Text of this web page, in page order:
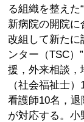
る組織を整えた
新病院の開院に
改組して新たに
ンター（TSC）
援，外来相談，
（社会福祉士
看護師10名，
が対応する。